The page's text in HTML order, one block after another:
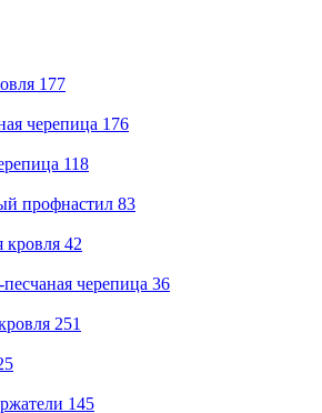
177
черепица 176
118
профнастил 83
кровля 42
черепица 36
251
145